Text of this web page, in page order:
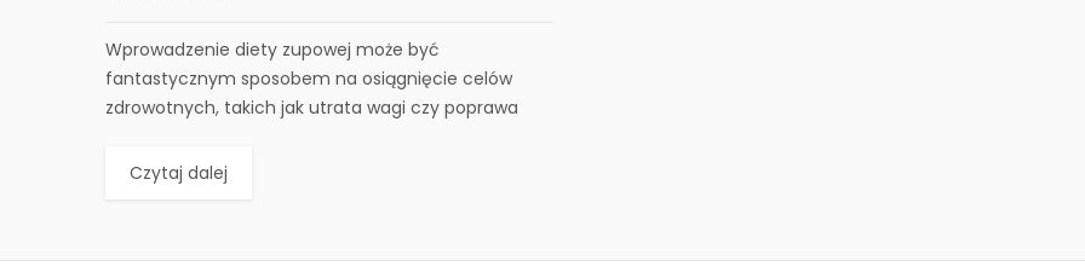
Wprowadzenie diety zupowej może być
fantastycznym sposobem na osiągnięcie celów
zdrowotnych, takich jak utrata wagi czy poprawa
Czytaj dalej